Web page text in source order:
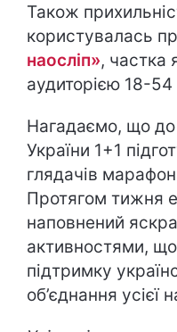
Також
користувалась
наосліп», частка
аудиторією 18-
Нагадаємо, що
України 1+1
глядачів
Протягом тижня
наповнений
активностями,
підтримку
об’єднання усієї